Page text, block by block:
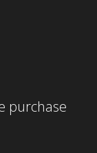
purchase